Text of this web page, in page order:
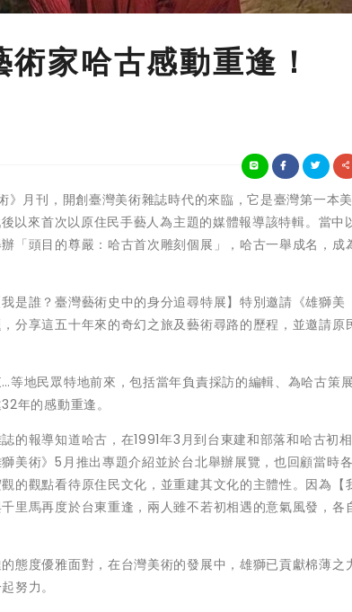
家哈古感動重逢！
月刊，開創臺灣美術雜誌時代的來臨，它是臺灣第一本美
以來首次以原住民手藝人為主題的媒體報導該特輯。當中
「頭目的尊嚴：哈古首次雕刻個展」，哈古一舉成名，成
是誰？臺灣藝術史中的身分追尋特展】特別邀請《雄獅美
分享這五十年來的奇幻之旅及藝術尋路的歷程，並邀請原
地民眾特地前來，包括當年負責採訪的編輯、為哈古策展
年的感動重逢。
的報導知道哈古，在1991年3月到台東建和部落和哈古初相
美術》5月推出專題介紹並於台北舉辦展覽，也回顧當時各
的觀點看待原住民文化，並重建其文化的主體性。因為【
里馬再度於台東重逢，兩人雖不若初相遇的意氣風發，各
態度優雅面對，在台灣美術的發展中，雄獅已貢獻棉薄之
努力。